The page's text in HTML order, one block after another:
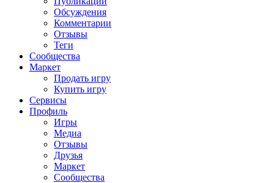
Обсуждения
Комментарии
Отзывы
Теги
Сообщества
Маркет
Продать игру
Купить игру
Сервисы
Профиль
Игры
Медиа
Отзывы
Друзья
Маркет
Сообщества